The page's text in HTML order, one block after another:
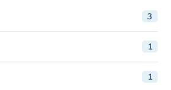
3
1
1